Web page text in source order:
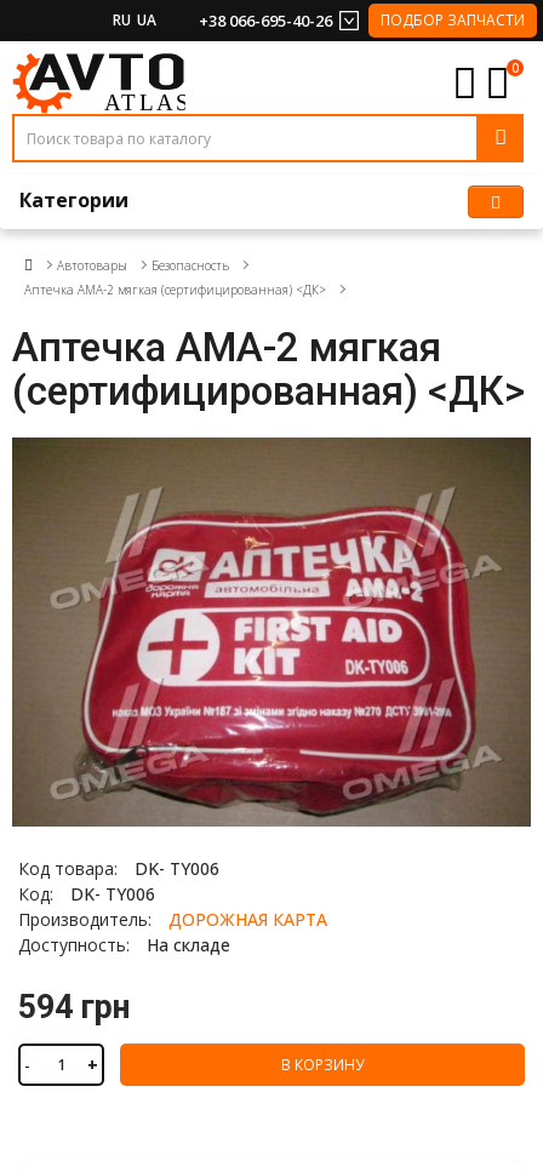
RU UA +38 066-695-40-26 ПОДБОР ЗАПЧАСТИ
0
Категории
Автотовары
Безопасность
Аптечка АМА-2 мягкая (сертифицированная) <ДК>
Аптечка АМА-2 мягкая
(сертифицированная) <ДК>
Код товара:
DK- TY006
Код:
DK- TY006
Производитель:
ДОРОЖНАЯ КАРТА
Доступность:
На складе
594 грн
- + В КОРЗИНУ